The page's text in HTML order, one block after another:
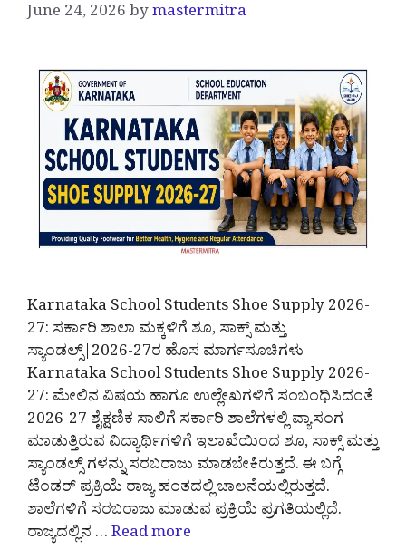
June 24, 2026bymastermitra
Karnataka School Students Shoe Supply 2026-
27: ಸರ್ಕಾರಿ ಶಾಲಾ ಮಕ್ಕಳಿಗೆ ಶೂ, ಸಾಕ್ಸ್ ಮತ್ತು
ಸ್ಯಾಂಡಲ್ಸ್|2026-27ರ ಹೊಸ ಮಾರ್ಗಸೂಚಿಗಳು
Karnataka School Students Shoe Supply 2026-
27: ಮೇಲಿನ ವಿಷಯ ಹಾಗೂ ಉಲ್ಲೇಖಗಳಿಗೆ ಸಂಬಂಧಿಸಿದಂತೆ
2026-27 ಶೈಕ್ಷಣಿಕ ಸಾಲಿಗೆ ಸರ್ಕಾರಿ ಶಾಲೆಗಳಲ್ಲಿ ವ್ಯಾಸಂಗ
ಮಾಡುತ್ತಿರುವ ವಿದ್ಯಾರ್ಥಿಗಳಿಗೆ ಇಲಾಖೆಯಿಂದ ಶೂ, ಸಾಕ್ಸ್ ಮತ್ತು
ಸ್ಯಾಂಡಲ್ಸ್ ಗಳನ್ನು ಸರಬರಾಜು ಮಾಡಬೇಕಿರುತ್ತದೆ. ಈ ಬಗ್ಗೆ
ಟೆಂಡರ್ ಪ್ರಕ್ರಿಯೆ ರಾಜ್ಯ ಹಂತದಲ್ಲಿ ಚಾಲನೆಯಲ್ಲಿರುತ್ತದೆ.
ಶಾಲೆಗಳಿಗೆ ಸರಬರಾಜು ಮಾಡುವ ಪ್ರಕ್ರಿಯೆ ಪ್ರಗತಿಯಲ್ಲಿದೆ.
ರಾಜ್ಯದಲ್ಲಿನ …Read more